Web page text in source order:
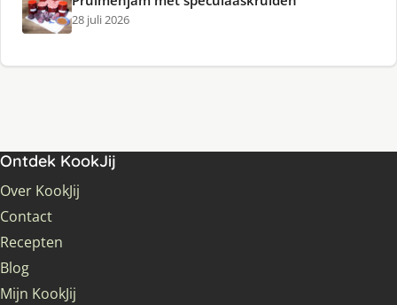
28 juli 2026
Ontdek KookJij
Over KookJij
Contact
Recepten
Blog
Mijn KookJij